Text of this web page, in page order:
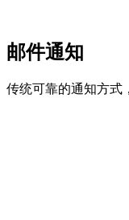
邮件通知
传统可靠的通知方式